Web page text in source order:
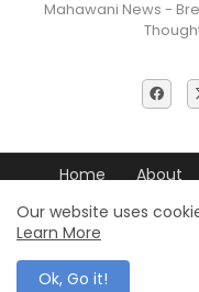
Mahawani News -
Home About
Editorial Policy
© 2026
Our website uses
Learn More
Ok, Go it!